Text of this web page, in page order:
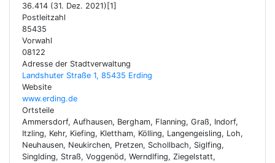
36.414 (31. Dez. 2021)[1]
Postleitzahl
85435
Vorwahl
08122
Adresse der Stadtverwaltung
Landshuter Straße 1, 85435 Erding
Website
www.erding.de
Ortsteile
Ammersdorf, Aufhausen, Bergham, Flanning, Graß, Indorf,
Itzling, Kehr, Kiefing, Klettham, Kölling, Langengeisling, Loh,
Neuhausen, Neukirchen, Pretzen, Schollbach, Siglfing,
Singlding, Straß, Voggenöd, Werndlfing, Ziegelstatt,